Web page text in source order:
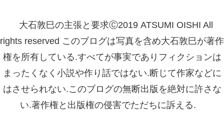
大石敦巳の主張と要求Ⓒ2019 ATSUMI OISHI All
rights reserved このブログは写真を含め大石敦巳が著作
権を所有している.すべてが事実でありフィクションは
まったくなく小説や作り話ではない.断じて作家などに
はさせられない.このブログの無断出版を絶対に許さな
い.著作権と出版権の侵害でただちに訴える.